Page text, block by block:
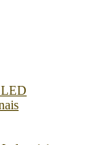
LED